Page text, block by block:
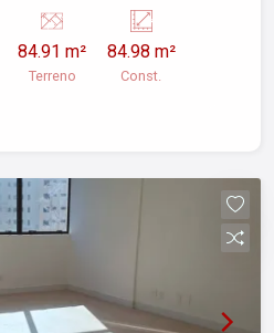
entre em contato.
84.91 m²
Terreno
84.98 m²
Const.